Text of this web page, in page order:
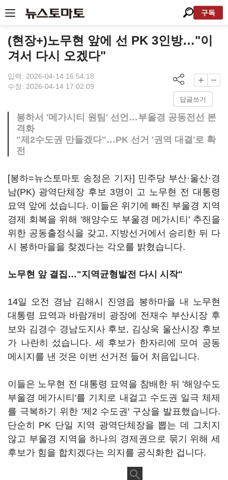
구독
(현장+)노무현 앞에 선 PK 3인방…"이
겨서 다시 오겠다"
입력: 2026-04-14 16:54:18
수정: 2026-04-14 17:02:09
답글쓰기
봉하서 '메가시티 원팀' 선언…부울경 공동전선 본
격화
"제2수도권 만들겠다"…PK 선거 '권역 대결'로 확
전
[봉하=뉴스토마토 송정은 기자] 민주당 부산·울산·경
남(PK) 광역단체장 후보 3명이 고 노무현 전 대통령
묘역 앞에 섰습니다. 이들은 위기에 빠진 부울경 지역
경제 회복을 위해 '해양수도 부울경 메가시티' 추진을
위한 공동출정식을 갖고, 지방선거에서 승리한 뒤 다
시 봉하마을을 찾겠다는 각오를 밝혔습니다.
노무현 앞 결집…"지역균형발전 다시 시작"
14일 오전 경남 김해시 진영읍 봉하마을 내 노무현
대통령 묘역과 바람개비 광장에 전재수 부산시장 후
보와 김경수 경남도지사 후보, 김상욱 울산시장 후보
가 나란히 섰습니다. 세 후보가 한자리에 모여 공동
메시지를 낸 것은 이번 선거전 들어 처음입니다.
이들은 노무현 전 대통령 묘역을 참배한 뒤 '해양수도
부울경 메가시티'를 기치로 내걸고 수도권 일극 체제
를 극복하기 위한 '제2 수도권' 구상을 발표했습니다.
단순히 PK 단일 지역 광역단체장을 뽑는 데 그치지
않고 부울경 지역을 하나의 경제권으로 묶기 위해 세
후보가 힘을 합치겠다는 의지를 공식화한 겁니다.